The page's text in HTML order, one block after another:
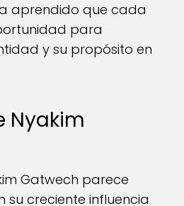
aprendido que cada
para
y su propósito en
Nyakim
Gatwech parece
su creciente influencia